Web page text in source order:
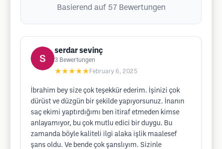
Basierend auf 57 Bewertungen
serdar sevinç
3 Bewertungen
★★★★★ February 6, 2025
İbrahim bey size çok teşekkür ederim. İşinizi çok
dürüst ve düzgün bir şekilde yapıyorsunuz. İnanın
saç ekimi yaptırdığımı ben itiraf etmeden kimse
anlayamıyor, bu çok mutlu edici bir duygu. Bu
zamanda böyle kaliteli ilgi alaka işlik maalesef
şans oldu. Ve bende çok şanslıyım. Sizinle